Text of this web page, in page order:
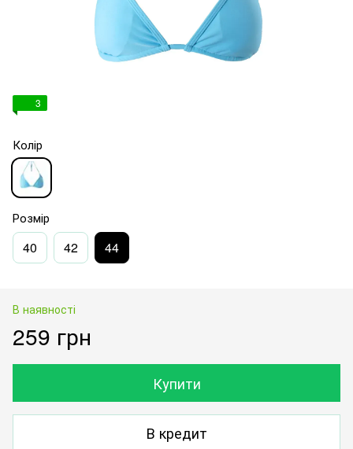
3
Колір
Розмір
40 42 44
В наявності
259 грн
Купити
В кредит